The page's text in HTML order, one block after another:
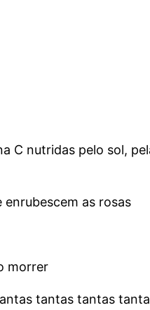
C nutridas pelo sol,
as rosas
morrer
tantas tantas